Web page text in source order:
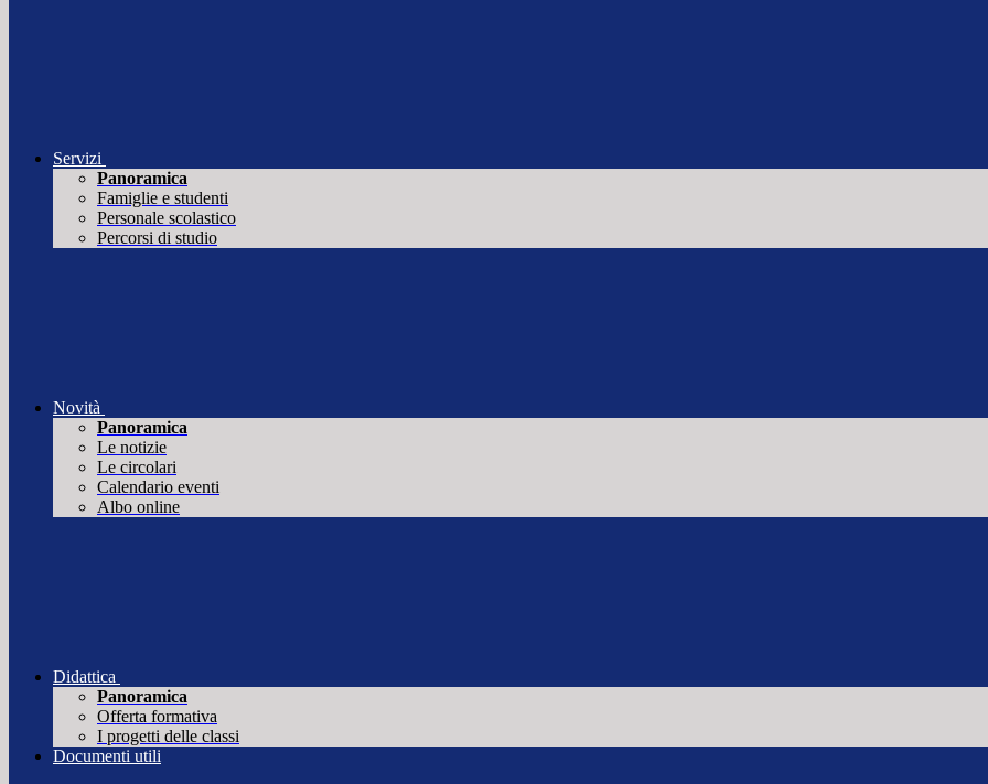
Servizi
Panoramica
Famiglie e studenti
Personale scolastico
Percorsi di studio
Novità
Panoramica
Le notizie
Le circolari
Calendario eventi
Albo online
Didattica
Panoramica
Offerta formativa
I progetti delle classi
Documenti utili